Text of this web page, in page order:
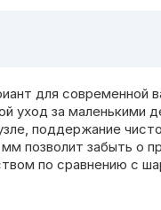
для современной
уход за маленькими
поддержание
позволит забыть о
по сравнению с